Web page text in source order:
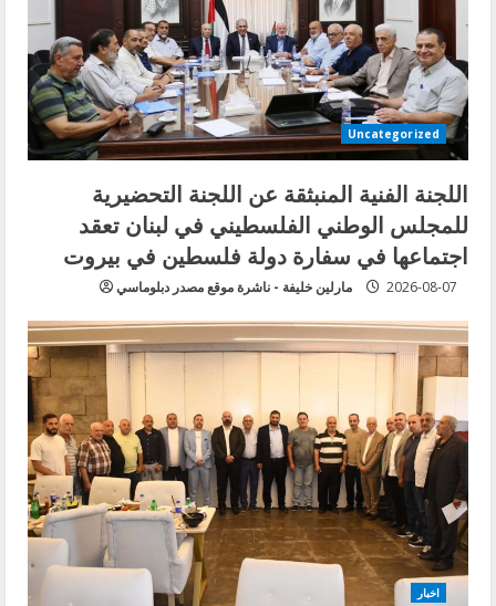
Uncategorized
اللجنة الفنية المنبثقة عن اللجنة التحضيرية
للمجلس الوطني الفلسطيني في لبنان تعقد
اجتماعها في سفارة دولة فلسطين في بيروت
مارلين خليفة - ناشرة موقع مصدر دبلوماسي 2026-08-07
اخبار